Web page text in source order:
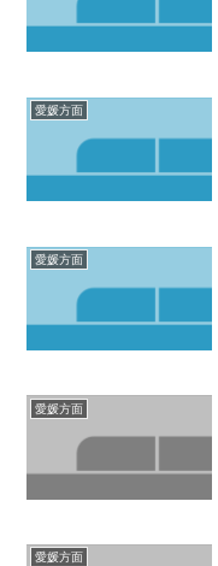
愛媛方面
愛媛方面
愛媛方面
愛媛方面